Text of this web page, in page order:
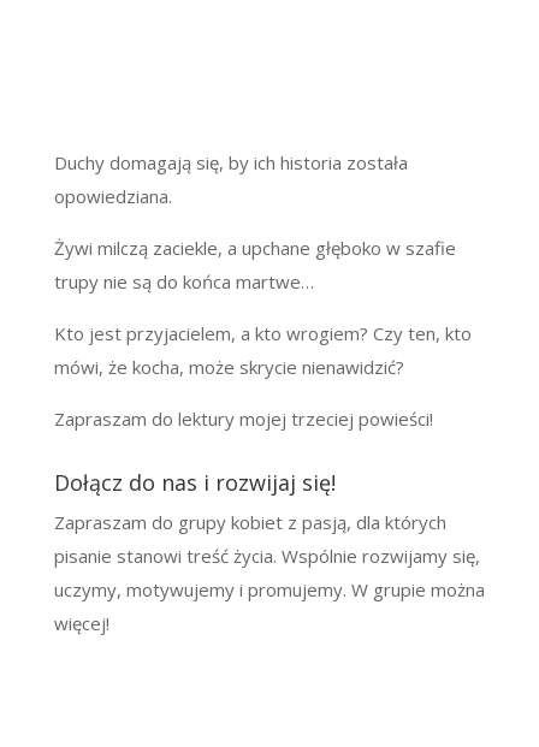
Duchy domagają się, by ich historia została
opowiedziana.
Żywi milczą zaciekle, a upchane głęboko w szafie
trupy nie są do końca martwe…
Kto jest przyjacielem, a kto wrogiem? Czy ten, kto
mówi, że kocha, może skrycie nienawidzić?
Zapraszam do lektury mojej trzeciej powieści!
Dołącz do nas i rozwijaj się!
Zapraszam do grupy kobiet z pasją, dla których
pisanie stanowi treść życia. Wspólnie rozwijamy się,
uczymy, motywujemy i promujemy. W grupie można
więcej!